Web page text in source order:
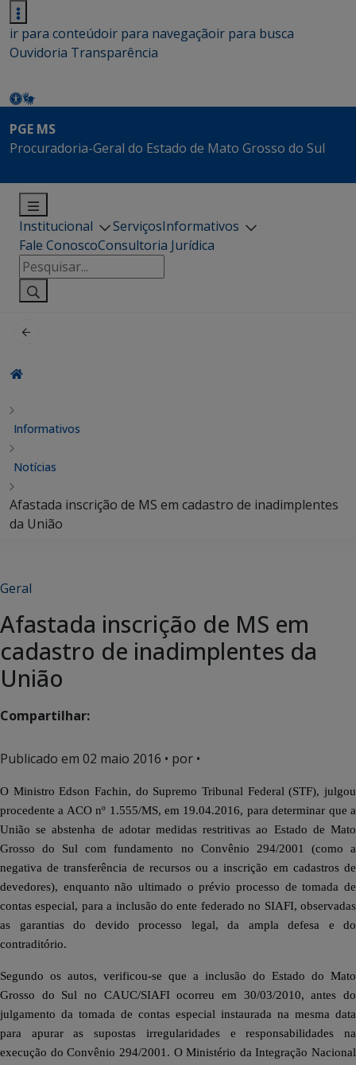
ir para conteúdoir para navegaçãoir para busca
Ouvidoria Transparência
PGE MS
Procuradoria-Geral do Estado de Mato Grosso do Sul
Institucional ServiçosInformativos
Fale ConoscoConsultoria Jurídica
Pesquisar
por:
Informativos
Notícias
Afastada inscrição de MS em cadastro de inadimplentes
da União
Geral
Afastada inscrição de MS em
cadastro de inadimplentes da
União
Compartilhar:
Publicado em 02 maio 2016 • por •
O Ministro Edson Fachin, do Supremo Tribunal Federal (STF), julgou
procedente a ACO nº 1.555/MS, em 19.04.2016, para determinar que a
União se abstenha de adotar medidas restritivas ao Estado de Mato
Grosso do Sul com fundamento no Convênio 294/2001 (como a
negativa de transferência de recursos ou a inscrição em cadastros de
devedores), enquanto não ultimado o prévio processo de tomada de
contas especial, para a inclusão do ente federado no SIAFI, observadas
as garantias do devido processo legal, da ampla defesa e do
contraditório.
Segundo os autos, verificou-se que a inclusão do Estado do Mato
Grosso do Sul no CAUC/SIAFI ocorreu em 30/03/2010, antes do
julgamento da tomada de contas especial instaurada na mesma data
para apurar as supostas irregularidades e responsabilidades na
execução do Convênio 294/2001. O Ministério da Integração Nacional